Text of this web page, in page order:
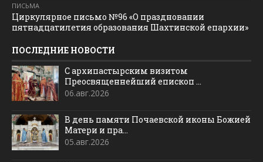
ПИСЬМА
Циркулярное письмо №96 «О праздновании
пятнадцатилетия образования Шахтинской епархии»
ПОСЛЕДНИЕ НОВОСТИ
С архипастырским визитом
Преосвященнейший епископ ...
06.авг.2026
В день памяти Почаевской иконы Божией
Матери и пра...
05.авг.2026